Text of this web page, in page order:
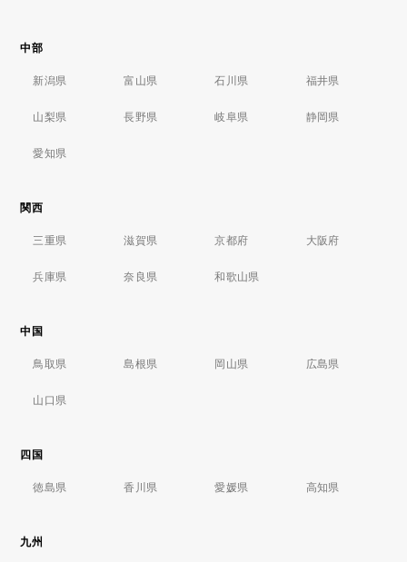
中部
新潟県 富山県 石川県 福井県
山梨県 長野県 岐阜県 静岡県
愛知県
関西
三重県 滋賀県 京都府 大阪府
兵庫県 奈良県 和歌山県
中国
鳥取県 島根県 岡山県 広島県
山口県
四国
徳島県 香川県 愛媛県 高知県
九州